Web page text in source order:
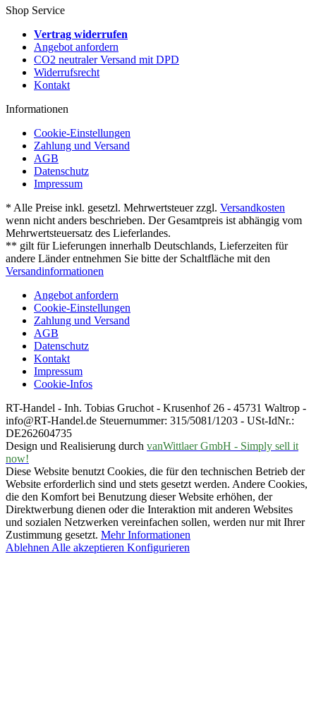
Shop Service
Vertrag widerrufen
Angebot anfordern
CO2 neutraler Versand mit DPD
Widerrufsrecht
Kontakt
Informationen
Cookie-Einstellungen
Zahlung und Versand
AGB
Datenschutz
Impressum
* Alle Preise inkl. gesetzl. Mehrwertsteuer zzgl. Versandkosten
wenn nicht anders beschrieben. Der Gesamtpreis ist abhängig vom
Mehrwertsteuersatz des Lieferlandes.
** gilt für Lieferungen innerhalb Deutschlands, Lieferzeiten für
andere Länder entnehmen Sie bitte der Schaltfläche mit den
Versandinformationen
Angebot anfordern
Cookie-Einstellungen
Zahlung und Versand
AGB
Datenschutz
Kontakt
Impressum
Cookie-Infos
RT-Handel - Inh. Tobias Gruchot - Krusenhof 26 - 45731 Waltrop -
info@RT-Handel.de Steuernummer: 315/5081/1203 - USt-IdNr.:
DE262604735
Design und Realisierung durch vanWittlaer GmbH - Simply sell it
now!
Diese Website benutzt Cookies, die für den technischen Betrieb der
Website erforderlich sind und stets gesetzt werden. Andere Cookies,
die den Komfort bei Benutzung dieser Website erhöhen, der
Direktwerbung dienen oder die Interaktion mit anderen Websites
und sozialen Netzwerken vereinfachen sollen, werden nur mit Ihrer
Zustimmung gesetzt. Mehr Informationen
Ablehnen Alle akzeptieren Konfigurieren